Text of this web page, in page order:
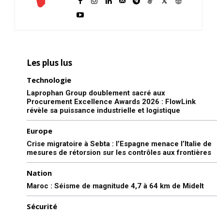
Les plus lus
Technologie
Laprophan Group doublement sacré aux
Procurement Excellence Awards 2026 : FlowLink
révèle sa puissance industrielle et logistique
Europe
Crise migratoire à Sebta : l’Espagne menace l’Italie de
mesures de rétorsion sur les contrôles aux frontières
Nation
Maroc : Séisme de magnitude 4,7 à 64 km de Midelt
Sécurité